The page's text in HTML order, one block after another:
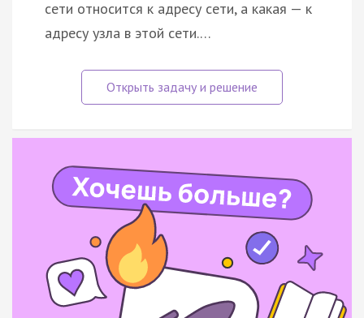
сети относится к адресу сети, а какая — к
адресу узла в этой сети.…